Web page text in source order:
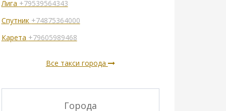
Лига +79539564343
Спутник +74875364000
Карета +79605989468
Все такси города
Города